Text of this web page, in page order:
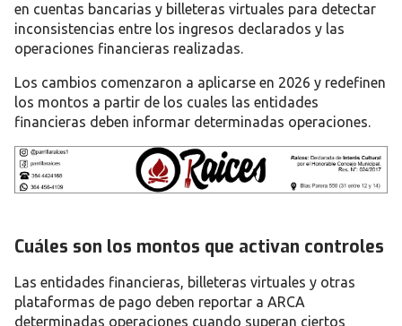
en cuentas bancarias y billeteras virtuales para detectar
inconsistencias entre los ingresos declarados y las
operaciones financieras realizadas.
Los cambios comenzaron a aplicarse en 2026 y redefinen
los montos a partir de los cuales las entidades
financieras deben informar determinadas operaciones.
Cuáles son los montos que activan controles
Las entidades financieras, billeteras virtuales y otras
plataformas de pago deben reportar a ARCA
determinadas operaciones cuando superan ciertos